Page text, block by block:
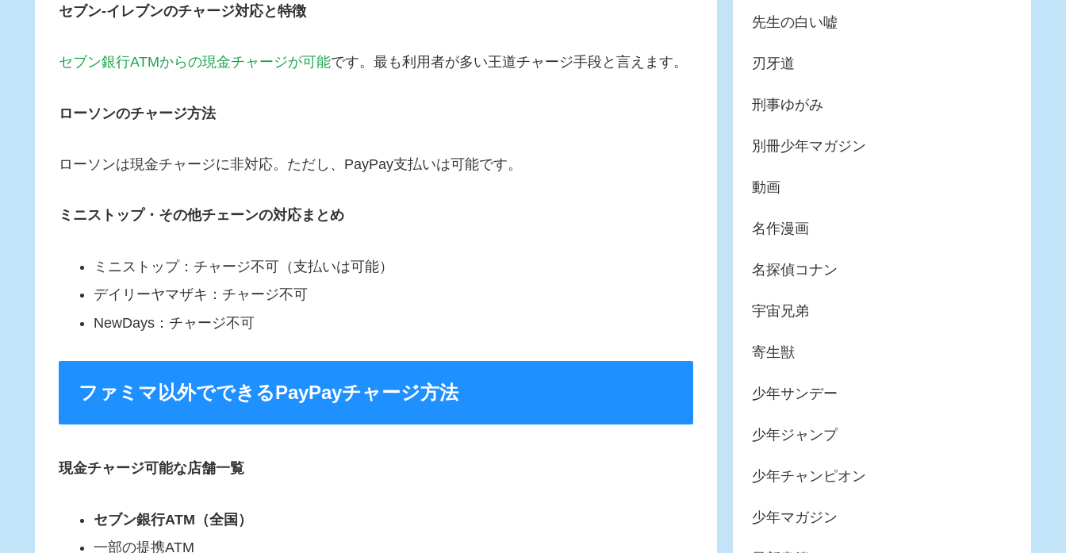
セブン‐イレブンのチャージ対応と特徴
セブン銀行ATMからの現金チャージが可能です。最も利用者が多い王道チャージ手段と言えます。
ローソンのチャージ方法
ローソンは現金チャージに非対応。ただし、PayPay支払いは可能です。
ミニストップ・その他チェーンの対応まとめ
ミニストップ：チャージ不可（支払いは可能）
デイリーヤマザキ：チャージ不可
NewDays：チャージ不可
ファミマ以外でできるPayPayチャージ方法
現金チャージ可能な店舗一覧
セブン銀行ATM（全国）
一部の提携ATM
先生の白い嘘
刃牙道
刑事ゆがみ
別冊少年マガジン
動画
名作漫画
名探偵コナン
宇宙兄弟
寄生獣
少年サンデー
少年ジャンプ
少年チャンピオン
少年マガジン